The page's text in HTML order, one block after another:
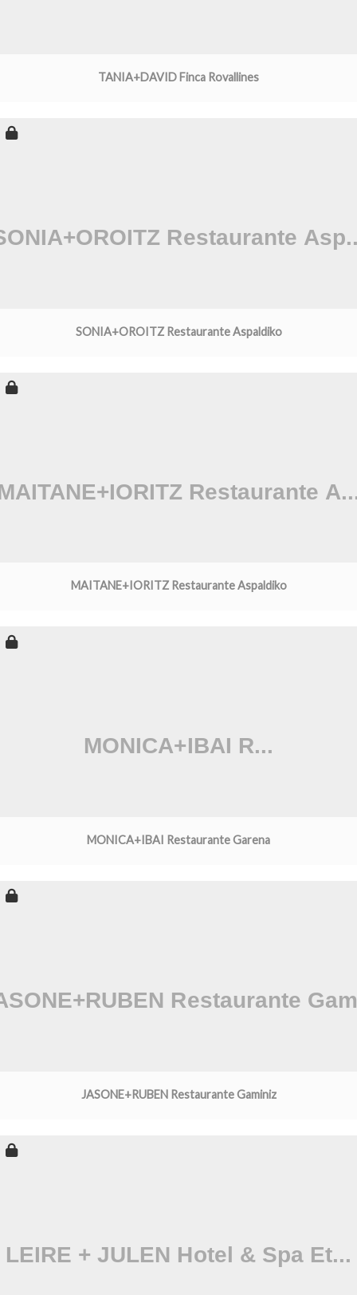
TANIA+DAVID Finca Rovallines
SONIA+OROITZ Restaurante Aspaldiko
MAITANE+IORITZ Restaurante Aspaldiko
MONICA+IBAI Restaurante Garena
JASONE+RUBEN Restaurante Gaminiz